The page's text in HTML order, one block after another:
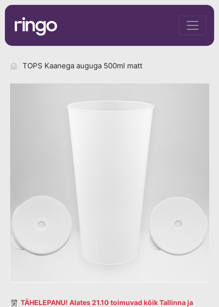
TOPS Kaanega auguga 500ml matt
TÄHELEPANU! Alates 21.10 toimuvad kõik Tallinna ja